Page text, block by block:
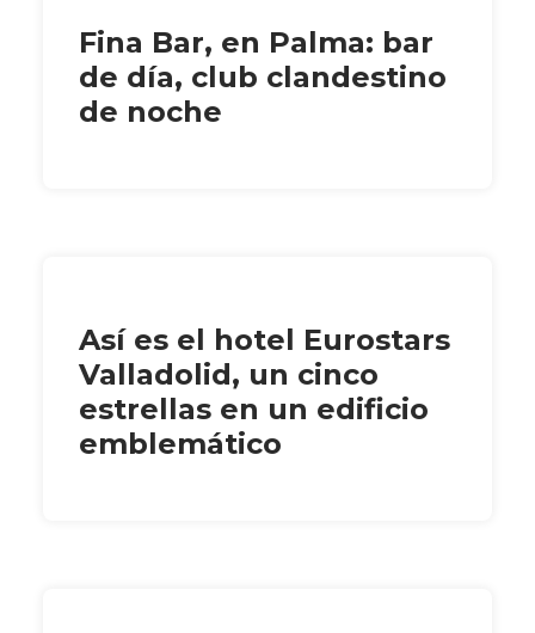
Fina Bar, en Palma: bar
de día, club clandestino
de noche
Así es el hotel Eurostars
Valladolid, un cinco
estrellas en un edificio
emblemático